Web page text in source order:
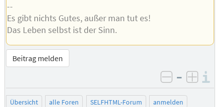
--
Es gibt nichts Gutes, außer man tut es!
Das Leben selbst ist der Sinn.
Beitrag melden
negativ
–
Übersicht alle Foren SELFHTML-Forum
anmelden